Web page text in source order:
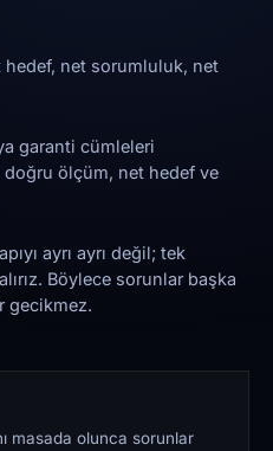
hedef, net sorumluluk, net
garanti cümleleri
ölçüm, net hedef ve
ayrı ayrı değil; tek
Böylece sorunlar başka
gecikmez.
masada olunca sorunlar